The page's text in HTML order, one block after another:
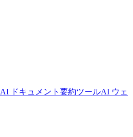
AI ドキュメント要約ツールAI ウェ